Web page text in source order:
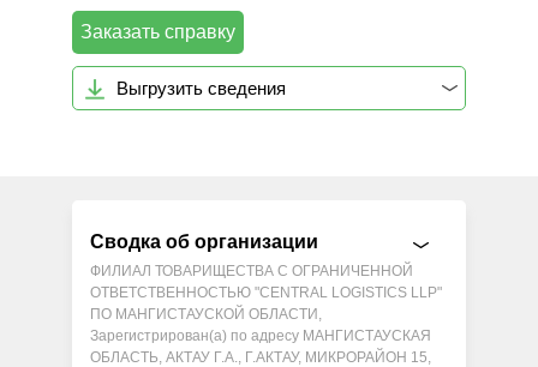
Заказать справку
Выгрузить сведения
Сводка об организации
ФИЛИАЛ ТОВАРИЩЕСТВА С ОГРАНИЧЕННОЙ
ОТВЕТСТВЕННОСТЬЮ "CENTRAL LOGISTICS LLP"
ПО МАНГИСТАУСКОЙ ОБЛАСТИ,
Зарегистрирован(а) по адресу МАНГИСТАУСКАЯ
ОБЛАСТЬ, АКТАУ Г.А., Г.АКТАУ, МИКРОРАЙОН 15,